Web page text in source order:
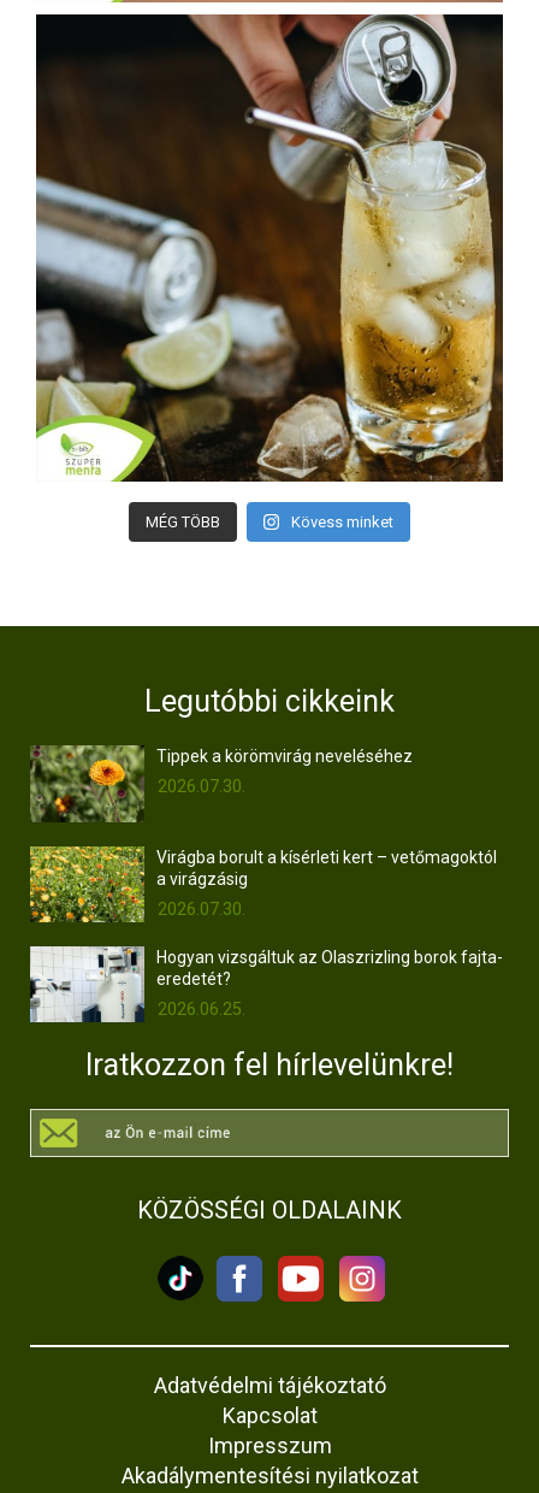
MÉG TÖBB Kövess minket
Legutóbbi cikkeink
Tippek a körömvirág neveléséhez
2026.07.30.
Virágba borult a kísérleti kert – vetőmagoktól
a virágzásig
2026.07.30.
Hogyan vizsgáltuk az Olaszrizling borok fajta-
eredetét?
2026.06.25.
Iratkozzon fel hírlevelünkre!
KÖZÖSSÉGI OLDALAINK
Adatvédelmi tájékoztató
Kapcsolat
Impresszum
Akadálymentesítési nyilatkozat